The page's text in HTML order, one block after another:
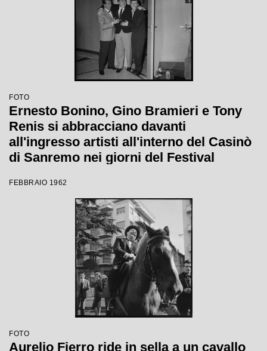
FOTO
Ernesto Bonino, Gino Bramieri e Tony
Renis si abbracciano davanti
all'ingresso artisti all'interno del Casinò
di Sanremo nei giorni del Festival
FEBBRAIO 1962
FOTO
Aurelio Fierro ride in sella a un cavallo